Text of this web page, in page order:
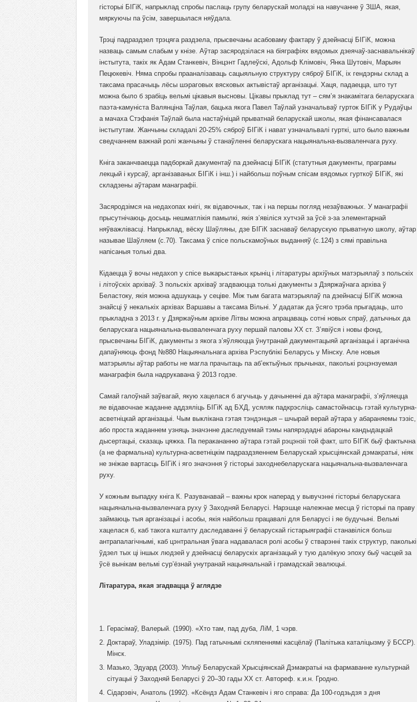
гісторыі БІГіК, напрыклад спробы паслаць групу беларускай моладзі на навучанне ў ЗША, якая,
мяркуючы па ўсім, завершылася няўдала.
Трэці падраздзел трэцяга раздзела, прысвечаны асабоваму фактару ў дзейнасці БІГіК, можна
назваць самым слабым у кнізе. Аўтар засяродзілася на біяграфіях вядомых дзеячаў-заснавальнікаў
інстытута, такіх як Адам Станкевіч, Вінцэнт Гадлеўскі, Адольф Клімовіч, Янка Шутовіч, Марыян
Пецюкевіч. Няма спробы прааналізаваць сацыяльную структуру сяброў БІГіК, іх гендэрны склад а
таксама прасачыць лёсы шэраговых вясковых актывістаў арганізацыі. Хаця, падаецца, што тут
можна было б зрабіць вельмі цікавыя высновы. Цікавы прыклад тут – сям’я знакамітага беларускага
паэта-камуніста Валянціна Таўлая, бацька якога Павел Таўлай узначальваў гурток БІГіК у Рудаўцы
а мачаха Стэфанія Таўлай была настаўніцай прыватнай беларускай школы, якая фінансавалася
інстытутам. Жанчыны складалі 20-25% сяброў БІГіК і нават узначальвалі гурткі, што было важным
сведчаннем важнай ролі жанчыны ў станаўленні беларускага нацыянальна-вызваленчага руху.
Кніга заканчваецца падборкай дакументаў па дзейнасці БІГіК (статутныя дакументы, праграмы
лекцый і курсаў, арганізаваных БІГіК і інш.) і найбольш поўным спісам вядомых гурткоў БІГіК, які
складзены аўтарам манаграфіі.
Засяродзімся на недахопах кнігі, як відавочных, так і на першы погляд незаўважных. У манаграфіі
прысутнічаюць досыць нешматлікія памылкі, якія з’явіліся хутчэй за ўсё з-за элементарнай
няўважлівасці. Напрыклад, вёску Шаўляны, дзе БІГіК заснаваў беларускую прыватную школу, аўтар
называе Шаўляем (с.70). Таксама ў спісе польскамоўных выданняў (с.124) з сямі правільна
напісаныя толькі два.
Кідаецца ў вочы недахоп у спісе выкарыстаных крыніц і літаратуры архіўных матэрыялаў з польскіх
і літоўскіх архіваў. З польскіх архіваў згадваюцца толькі дакументы з Дзяржаўнага архіва ў
Беластоку, якія можна адшукаць у сеціве. Між тым багата матэрыялаў па дзейнасці БІГіК можна
знайсці ў некалькіх архівах Варшавы а таксама Вільні. У дадатак да ўсяго трэба прыгадаць, што
прыкладна з 2013 г. у Дзяржаўным архіве Літвы можна апрацаваць сотні новых спраў, датычных да
беларускага нацыянальна-вызваленчага руху першай паловы ХХ ст. З’явіўся і новы фонд,
прысвечаны БІГіК, дакументы з якога з’яўляюцца ўнутранай дакументацыяй арганізацыі і арганічна
дапаўняюць фонд №880 Нацыянальнага архіва Рэспублікі Беларусь у Мінску. Але новыя
матэрыялы аўтар работы не магла прачытаць па аб’ектыўных прычынах, паколькі рэцэнзуемая
манаграфія была надрукавана ў 2013 годзе.
Самай галоўнай заўвагай, якую хацелася б агучыць у дачыненні да аўтара манаграфіі, з’яўляецца
яе відавочнае жаданне аддзяліць БІГіК ад БХД, усяляк падкрэсліць самастойнасць гэтай культурна-
асветніцкай арганізацыі. Чым выклікана гэтая тэндэнцыя – шчырай верай аўтара у абараняемы тэзіс,
або проста жаданнем узняць значэнне даследуемай тэмы напярэдадні абароны кандыдацкай
дысертацыі, сказаць цяжка. Па перакананню аўтара гэтай рэцэнзіі той факт, што БІГіК быў фактычна
(а не фармальна) культурна-асветніцкім падраздзяеннем Беларускай хрысціянскай дэмакратыі, ніяк
не зніжае вартасць БІГіК і яго значэння ў гісторыі заходнебеларускага нацыянальна-вызваленчага
руху.
У кожным выпадку кніга К. Разуванавай – важны крок наперад у вывучэнні гісторыі беларускага
нацыянальна-вызваленчага руху ў Заходняй Беларусі. Нарэшце належнае месца ў гісторыі па праву
займаюць тыя арганізацыі і асобы, якія найбольш працавалі для Беларусі і яе будучыні. Вельмі
хацелася б, каб такога кшталту даследаванні ў беларускай гістарыяграфіі станавіліся больш
антрапалагічнымі, каб цэнтральная ўвага надавалася ролі асобы ў стварэнні такіх структур, паколькі
ўдзел тых ці іншых людзей у дзейнасці беларускіх арганізацый у тую далёкую эпоху быў часцей за
ўсё вынікам вельмі сур’ёзнай унутранай нацыянальнай і грамадскай эвалюцыі.
Літаратура, якая згадвацца ў аглядзе
Герасімаў, Валерый. (1990). «Хто там, пад дуба, ЛіМ, 1 чэрв.
Доктараў, Уладзімір. (1975). Пад гатычнымі скляпеннямі касцёлаў (Палітыка каталіцызму ў БССР).
Мінск.
Мазько, Эдуард (2003). Уплыў Беларускай Хрысціянскай Дэмакратыі на фармаванне культурнай
сітуацыі ў Заходняй Беларусі ў 20–30 гады ХХ ст. Автореф. к.и.н. Гродно.
Сідарэвіч, Анатоль (1992). «Ксёндз Адам Станкевіч і яго справа: Да 100-годзьдзя з дня